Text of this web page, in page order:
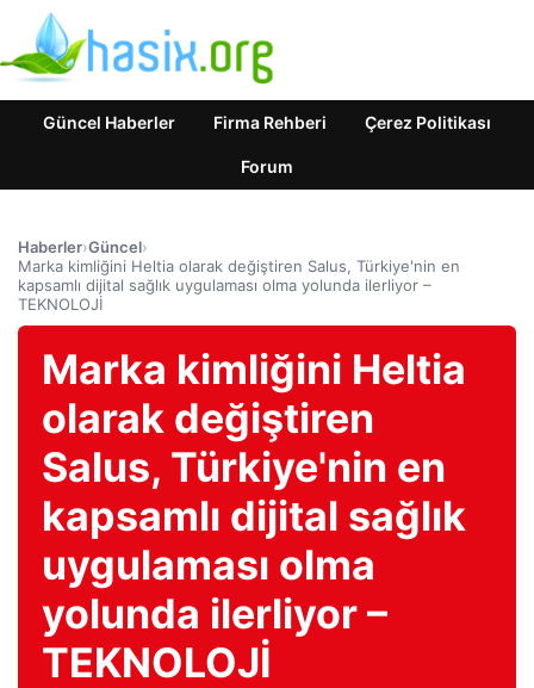
Güncel Haberler Firma Rehberi Çerez Politikası
Forum
Haberler›Güncel›
Marka kimliğini Heltia olarak değiştiren Salus, Türkiye'nin en
kapsamlı dijital sağlık uygulaması olma yolunda ilerliyor –
TEKNOLOJİ
Marka kimliğini Heltia
olarak değiştiren
Salus, Türkiye'nin en
kapsamlı dijital sağlık
uygulaması olma
yolunda ilerliyor –
TEKNOLOJİ